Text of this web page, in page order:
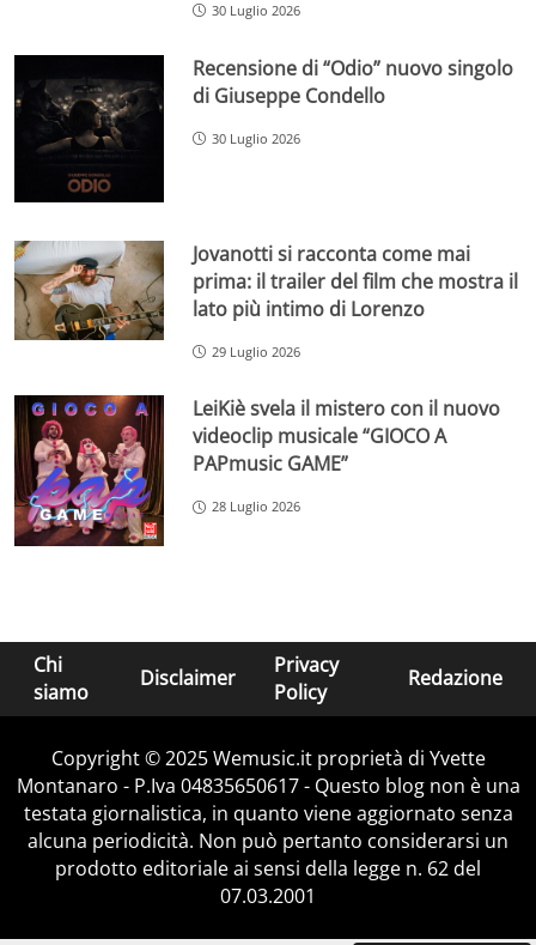
30 Luglio 2026
Recensione di “Odio” nuovo singolo
di Giuseppe Condello
30 Luglio 2026
Jovanotti si racconta come mai
prima: il trailer del film che mostra il
lato più intimo di Lorenzo
29 Luglio 2026
LeiKiè svela il mistero con il nuovo
videoclip musicale “GIOCO A
PAPmusic GAME”
28 Luglio 2026
Chi
siamo
Disclaimer
Privacy
Policy
Redazione
Copyright © 2025 Wemusic.it proprietà di Yvette
Montanaro - P.Iva 04835650617 - Questo blog non è una
testata giornalistica, in quanto viene aggiornato senza
alcuna periodicità. Non può pertanto considerarsi un
prodotto editoriale ai sensi della legge n. 62 del
07.03.2001